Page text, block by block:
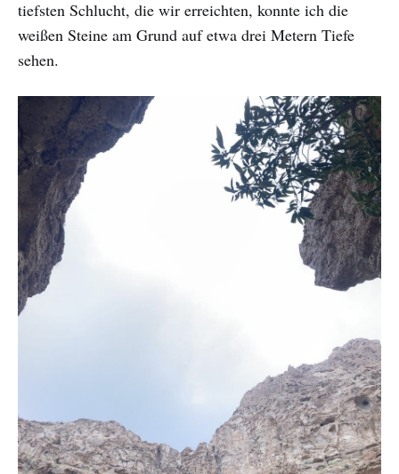
tiefsten Schlucht, die wir erreichten, konnte ich die
weißen Steine am Grund auf etwa drei Metern Tiefe
sehen.